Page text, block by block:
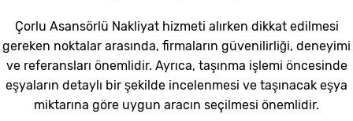
Çorlu Asansörlü Nakliyat hizmeti alırken dikkat edilmesi
gereken noktalar arasında, firmaların güvenilirliği, deneyimi
ve referansları önemlidir. Ayrıca, taşınma işlemi öncesinde
eşyaların detaylı bir şekilde incelenmesi ve taşınacak eşya
miktarına göre uygun aracın seçilmesi önemlidir.